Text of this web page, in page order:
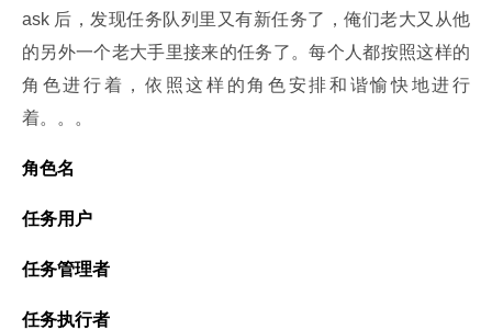
ask 后，发现任务队列里又有新任务了，俺们老大又从他
的另外一个老大手里接来的任务了。每个人都按照这样的
角色进行着，依照这样的角色安排和谐愉快地进行
着。。。
角色名
任务用户
任务管理者
任务执行者